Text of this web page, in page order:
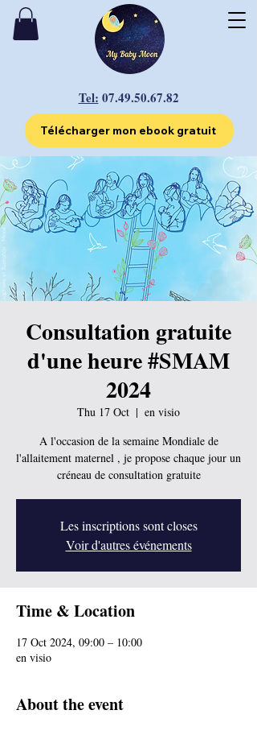
Tel: 07.49.50.67.82
Télécharger mon ebook gratuit
Consultation gratuite
d'une heure #SMAM
2024
Thu 17 Oct
  |
en visio
A l'occasion de la semaine Mondiale de
l'allaitement maternel , je propose chaque jour un
créneau de consultation gratuite
Les inscriptions sont closes
Voir d'autres événements
Time & Location
17 Oct 2024, 09:00 – 10:00
en visio
About the event